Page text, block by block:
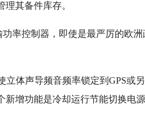
其备件库存。
率控制器，即使是最严厉的欧
立体声导频音频率锁定到GPS或
增功能是冷却运行节能切换电